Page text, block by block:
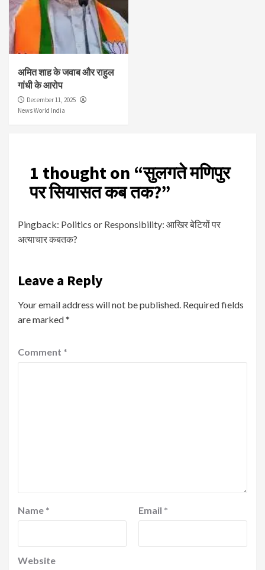
अमित शाह के जवाब और राहुल
गांधी के आरोप
December 11, 2025
News World India
1 thought on “सुलगते मणिपुर
पर सियासत कब तक?”
Pingback: Politics or Responsibility: आखिर बेटियों पर
अत्याचार कबतक?
Leave a Reply
Your email address will not be published. Required fields
are marked*
Comment *
Name * Email *
Website